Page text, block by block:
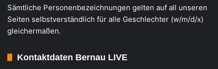
Sämtliche Personenbezeichnungen gelten auf all unseren
Seiten selbstverständlich für alle Geschlechter (w/m/d/x)
gleichermaßen.
Kontaktdaten Bernau LIVE